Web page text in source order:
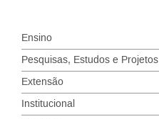
Ensino
Pesquisas, Estudos e Projetos
Extensão
Institucional